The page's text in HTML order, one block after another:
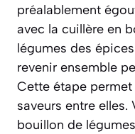
préalablement
avec la cuillère en
légumes des
revenir ensemble
Cette étape
saveurs entre elles.
bouillon de